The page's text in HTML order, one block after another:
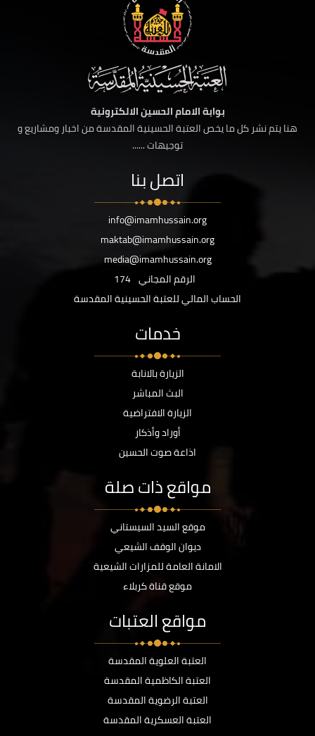
بوابة الامام الحسين الالكترونية
هنا يتم نشر كل ما يخص العتبة الحسينية المقدسة من اخبار ومشاريع و
توجيهات ......
اتصل بنا
info@imamhussain.org
maktab@imamhussain.org
media@imamhussain.org
الرقم المجاني 174
الحساب المالي للعتبة الحسينية المقدسة
خدمات
الزيارة بالانابة
البث المباشر
الزيارة الافتراضية
أوراد وأذكار
اذاعة صوت الحسين
مواقع ذات صلة
موقع السيد السيستاني
ديوان الوقف الشيعي
الامانة العامة للمزارات الشيعية
موقع قناة كربلاء
مواقع العتبات
العتبة العلوية المقدسة
العتبة الكاظمية المقدسة
العتبة الرضوية المقدسة
العتبة العسكرية المقدسة